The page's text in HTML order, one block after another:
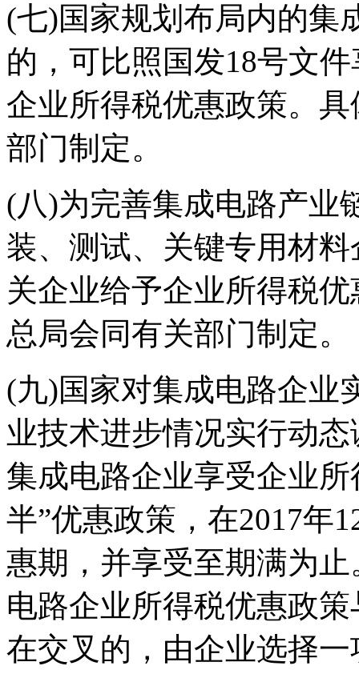
(七)国家规划布局内的集
的，可比照国发18号文
企业所得税优惠政策。
部门制定。
(八)为完善集成电路产业
装、测试、关键专用材
关企业给予企业所得税
总局会同有关部门制定。
(九)国家对集成电路企业
业技术进步情况实行动
集成电路企业享受企业
半”优惠政策，在2017年
惠期，并享受至期满为
电路企业所得税优惠政
在交叉的，由企业选择